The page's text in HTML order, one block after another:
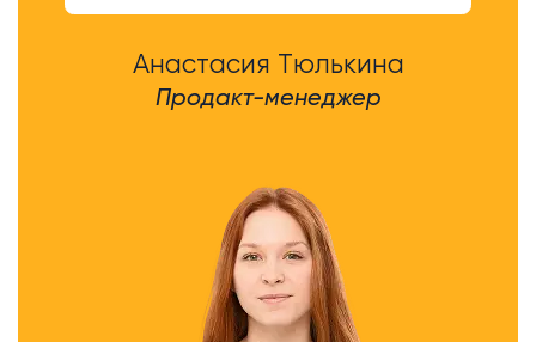
Анастасия Тюлькина
Продакт-менеджер